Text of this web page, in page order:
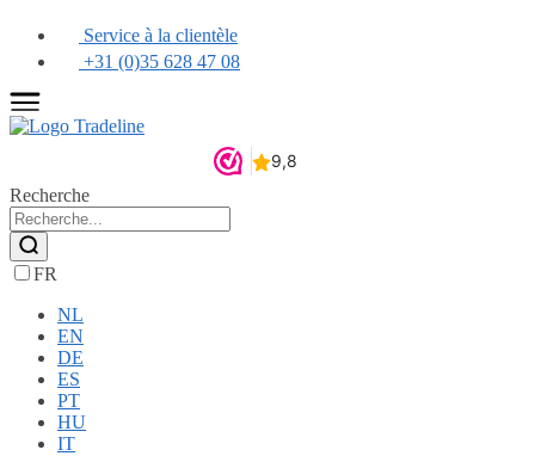
Service à la clientèle
+31 (0)35 628 47 08
Recherche
FR
NL
EN
DE
ES
PT
HU
IT